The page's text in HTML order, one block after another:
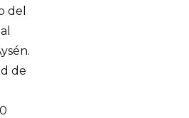
del
de